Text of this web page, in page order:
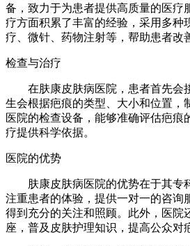
备，致力于为患者提供高质量的医疗
疗方面积累了丰富的经验，采用多种
疗、微针、药物注射等，帮助患者改
检查与治疗
在肤康皮肤病医院，患者首先会
生会根据疤痕的类型、大小和位置，
医院的检查设备，能够准确评估疤痕
疗提供科学依据。
医院的优势
肤康皮肤病医院的优势在于其专
注重患者的体验，提供一对一的咨询
得到充分的关注和照顾。此外，医院
座，普及皮肤护理知识，提高公众对